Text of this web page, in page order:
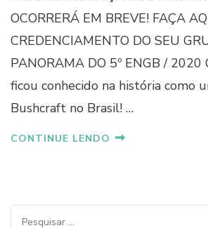
OCORRERÁ EM BREVE! FAÇA
CREDENCIAMENTO DO SEU
PANORAMA DO 5º ENGB / 2020
ficou conhecido na história como
Bushcraft no Brasil! …
CONTINUE LENDO
Pesquisar